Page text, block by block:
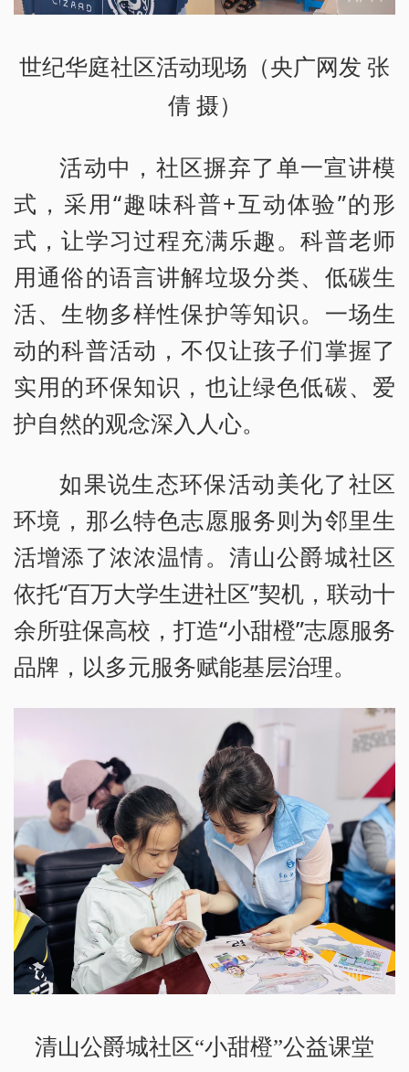
世纪华庭社区活动现场（央广网发 张
倩 摄）
活动中，社区摒弃了单一宣讲模
式，采用“趣味科普+互动体验”的形
式，让学习过程充满乐趣。科普老师
用通俗的语言讲解垃圾分类、低碳生
活、生物多样性保护等知识。一场生
动的科普活动，不仅让孩子们掌握了
实用的环保知识，也让绿色低碳、爱
护自然的观念深入人心。
如果说生态环保活动美化了社区
环境，那么特色志愿服务则为邻里生
活增添了浓浓温情。清山公爵城社区
依托“百万大学生进社区”契机，联动十
余所驻保高校，打造“小甜橙”志愿服务
品牌，以多元服务赋能基层治理。
清山公爵城社区“小甜橙”公益课堂